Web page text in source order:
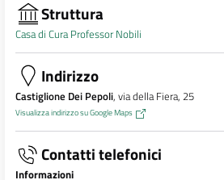
Struttura
Casa di Cura Professor Nobili
Indirizzo
Castiglione Dei Pepoli, via della Fiera, 25
Visualizza indirizzo su Google Maps
Contatti telefonici
Informazioni